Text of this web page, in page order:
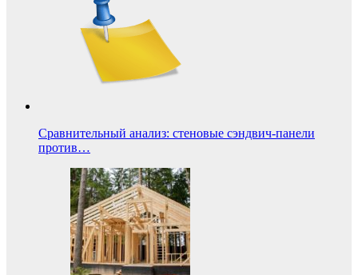
Сравнительный анализ: стеновые сэндвич-панели
против…